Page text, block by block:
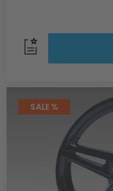
SALE %